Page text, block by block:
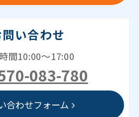
い合わせ
間10:00～17:00
083-780
合わせフォーム